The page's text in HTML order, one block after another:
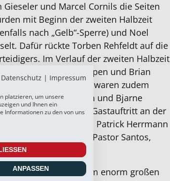
Gieseler und Marcel Cornils die Seiten
mit Beginn der zweiten Halbzeit
nach „Gelb“-Sperre) und Noel
Dafür rückte Torben Rehfeldt auf die
Im Verlauf der zweiten Halbzeit
Petersen, Nico Empen und Brian
Im Spieltagskader waren zudem
sowie Nahne Paulsen und Bjarne
Aufgebot für diesen Gastauftritt an der
„Gelb“-gesperrten Patrick Herrmann
Kirschke sowie Ilidio Pastor Santos,
Walter.
Aktionen auf dem enorm großen
Datenschutz | Impressum
platzieren, um unsere
und Ihnen ein
Informationen zu den von uns
ANPASSEN